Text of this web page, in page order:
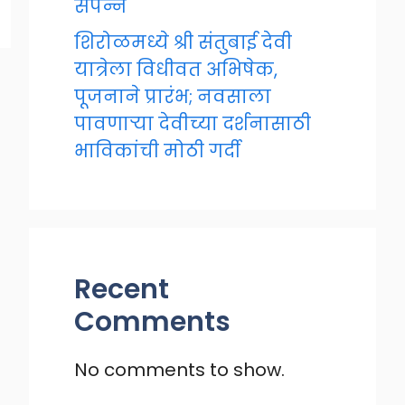
संपन्न
शिरोळमध्ये श्री संतुबाई देवी
यात्रेला विधीवत अभिषेक,
पूजनाने प्रारंभ; नवसाला
पावणाऱ्या देवीच्या दर्शनासाठी
भाविकांची मोठी गर्दी
Recent
Comments
No comments to show.